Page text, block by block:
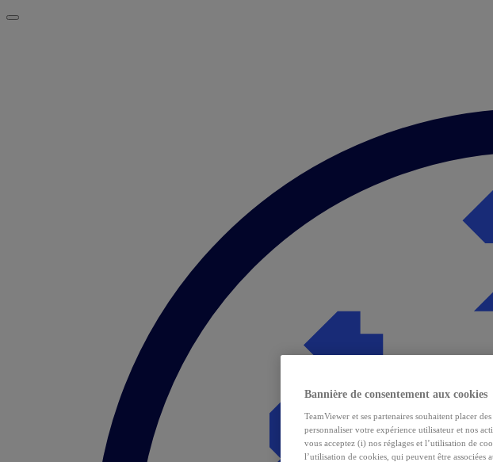
Bannière de consentement aux cookies
TeamViewer et ses partenaires souhaitent placer
personnaliser votre expérience utilisateur et nos
vous acceptez (i) nos réglages et l’utilisation de
l’utilisation de cookies, qui peuvent être associées